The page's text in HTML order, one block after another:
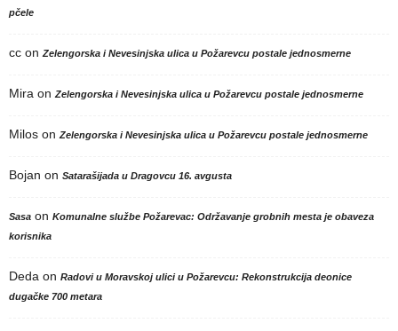
pčele
cc on Zelengorska i Nevesinjska ulica u Požarevcu postale jednosmerne
Mira on Zelengorska i Nevesinjska ulica u Požarevcu postale jednosmerne
Milos on Zelengorska i Nevesinjska ulica u Požarevcu postale jednosmerne
Bojan on Satarašijada u Dragovcu 16. avgusta
Sasa on Komunalne službe Požarevac: Održavanje grobnih mesta je obaveza
korisnika
Deda on Radovi u Moravskoj ulici u Požarevcu: Rekonstrukcija deonice
dugačke 700 metara